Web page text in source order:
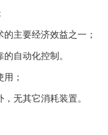
主要经济效益之一；
自动化控制。
；
无其它消耗装置。